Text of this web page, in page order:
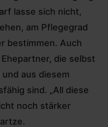
lasse sich nicht,
am Pflegegrad
bestimmen. Auch
die selbst
aus diesem
sind. „All diese
noch stärker